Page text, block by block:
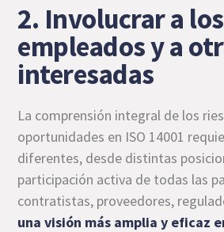
2. Involucrar a los
empleados y a
interesadas
La comprensión integral de los
oportunidades en ISO 14001
diferentes, desde distintas
participación activa de todas las
contratistas, proveedores,
una visión más amplia y eficaz